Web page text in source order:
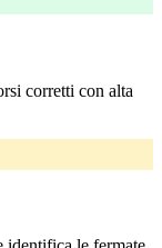
corretti con alta